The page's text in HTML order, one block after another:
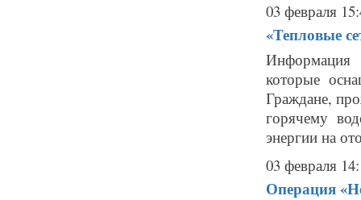
03 февраля
«Тепловые
Информация
которые
Граждане,
горячему
энергии на
03 февраля
Операция